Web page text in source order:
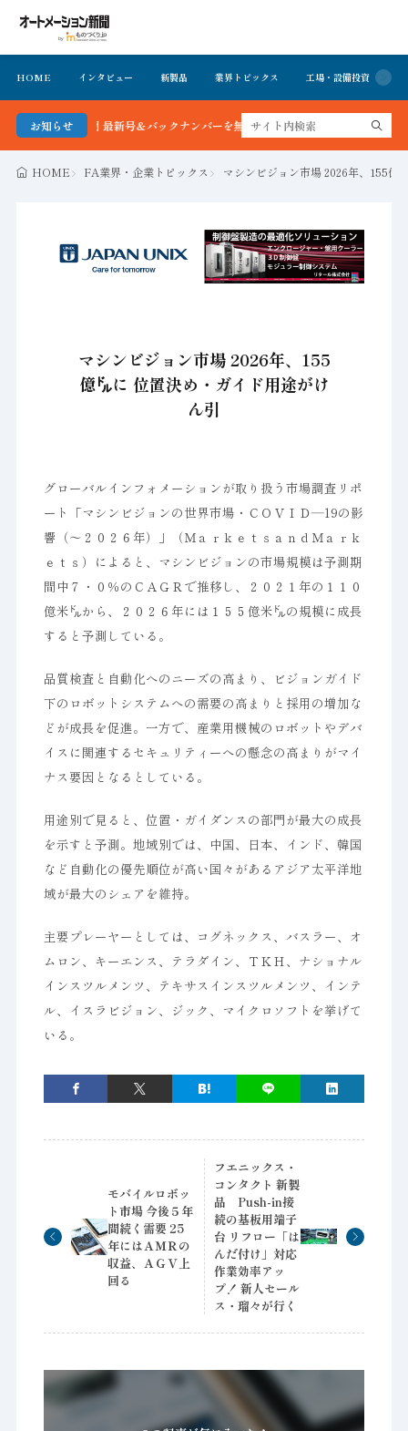
HOME インタビュー 新製品 業界トピックス 工場・設備投資
お知らせ
ン新聞 最新号＆バックナンバーを無料で公開中 詳細はこちら
HOME FA業界・企業トピックス マシンビジョン市場 2026年、155億
マシンビジョン市場 2026年、155
億㌦に 位置決め・ガイド用途がけ
ん引
グローバルインフォメーションが取り扱う市場調査リポ
ート「マシンビジョンの世界市場・ＣＯＶＩＤ―19の影
響（～２０２６年）」（ＭａｒｋｅｔｓａｎｄＭａｒｋ
ｅｔｓ）によると、マシンビジョンの市場規模は予測期
間中７・０％のＣＡＧＲで推移し、２０２１年の１１０
億米㌦から、２０２６年には１５５億米㌦の規模に成長
すると予測している。
品質検査と自動化へのニーズの高まり、ビジョンガイド
下のロボットシステムへの需要の高まりと採用の増加な
どが成長を促進。一方で、産業用機械のロボットやデバ
イスに関連するセキュリティーへの懸念の高まりがマイ
ナス要因となるとしている。
用途別で見ると、位置・ガイダンスの部門が最大の成長
を示すと予測。地域別では、中国、日本、インド、韓国
など自動化の優先順位が高い国々があるアジア太平洋地
域が最大のシェアを維持。
主要プレーヤーとしては、コグネックス、バスラー、オ
ムロン、キーエンス、テラダイン、ＴＫＨ、ナショナル
インスツルメンツ、テキサスインスツルメンツ、インテ
ル、イスラビジョン、ジック、マイクロソフトを挙げて
いる。
モバイルロボッ
ト市場 今後５年
間続く需要 25
年にはＡＭＲの
収益、ＡＧＶ上
回る
フエニックス・
コンタクト 新製
品 Push-in接
続の基板用端子
台 リフロー「は
んだ付け」対応
作業効率アッ
プ！ 新人セール
ス・瑠々が行く